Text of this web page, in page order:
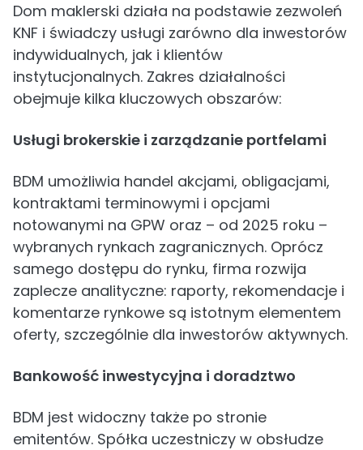
Dom maklerski działa na podstawie zezwoleń
KNF i świadczy usługi zarówno dla inwestorów
indywidualnych, jak i klientów
instytucjonalnych. Zakres działalności
obejmuje kilka kluczowych obszarów:
Usługi brokerskie i zarządzanie portfelami
BDM umożliwia handel akcjami, obligacjami,
kontraktami terminowymi i opcjami
notowanymi na GPW oraz – od 2025 roku –
wybranych rynkach zagranicznych. Oprócz
samego dostępu do rynku, firma rozwija
zaplecze analityczne: raporty, rekomendacje i
komentarze rynkowe są istotnym elementem
oferty, szczególnie dla inwestorów aktywnych.
Bankowość inwestycyjna i doradztwo
BDM jest widoczny także po stronie
emitentów. Spółka uczestniczy w obsłudze